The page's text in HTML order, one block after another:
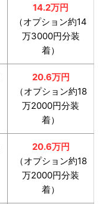
14.2万円
（オプション約14
万3000円分装
着）
20.6万円
（オプション約18
万2000円分装
着）
20.6万円
（オプション約18
万2000円分装
着）